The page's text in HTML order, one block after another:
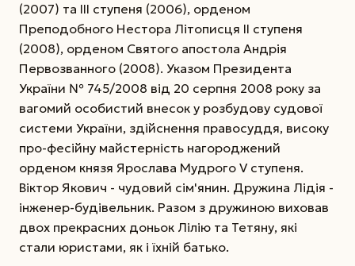
(2007) та ІІІ ступеня (2006), орденом
Преподобного Нестора Літописця ІІ ступеня
(2008), орденом Святого апостола Андрія
Первозванного (2008). Указом Президента
України № 745/2008 від 20 серпня 2008 року за
вагомий особистий внесок у розбудову судової
системи України, здійснення правосуддя, високу
про-фесійну майстерність нагороджений
орденом князя Ярослава Мудрого V ступеня.
Віктор Якович - чудовий сім'янин. Дружина Лідія -
інженер-будівельник. Разом з дружиною виховав
двох прекрасних доньок Лілію та Тетяну, які
стали юристами, як і їхній батько.